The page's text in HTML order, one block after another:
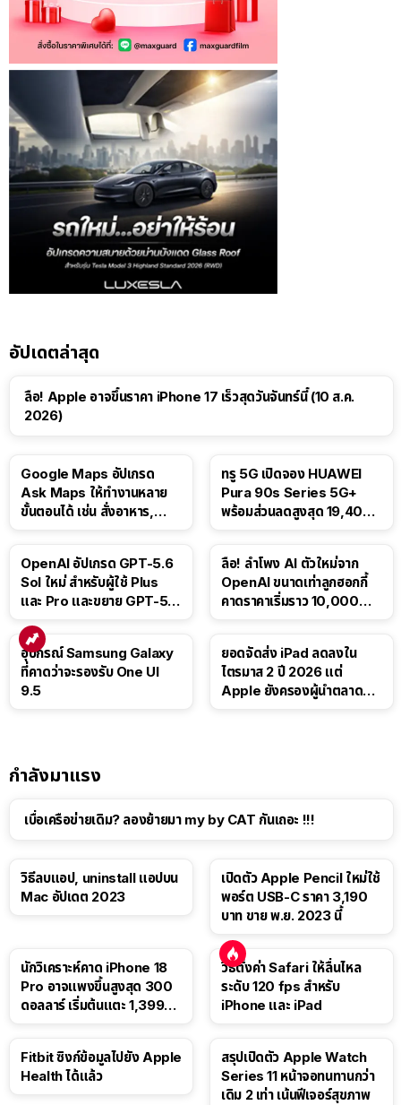
อัปเดตล่าสุด
ลือ! Apple อาจขึ้นราคา iPhone 17 เร็วสุดวันจันทร์นี้ (10 ส.ค.
2026)
Google Maps อัปเกรด
Ask Maps ให้ทำงานหลาย
ขั้นตอนได้ เช่น สั่งอาหาร,
ทรู 5G เปิดจอง HUAWEI
Pura 90s Series 5G+
พร้อมส่วนลดสูงสุด 19,400
OpenAI อัปเกรด GPT-5.6
Sol ใหม่ สำหรับผู้ใช้ Plus
และ Pro และขยาย GPT-5.6
ลือ! ลำโพง AI ตัวใหม่จาก
OpenAI ขนาดเท่าลูกฮอกกี้
คาดราคาเริ่มราว 10,000
อุปกรณ์ Samsung Galaxy
ที่คาดว่าจะรองรับ One UI
9.5
ยอดจัดส่ง iPad ลดลงใน
ไตรมาส 2 ปี 2026 แต่
Apple ยังครองผู้นำตลาด
กำลังมาแรง
เบื่อเครือข่ายเดิม? ลองย้ายมา my by CAT กันเถอะ !!!
วิธีลบแอป, uninstall แอปบน
Mac อัปเดต 2023
เปิดตัว Apple Pencil ใหม่ใช้
พอร์ต USB-C ราคา 3,190
บาท ขาย พ.ย. 2023 นี้
นักวิเคราะห์คาด iPhone 18
Pro อาจแพงขึ้นสูงสุด 300
ดอลลาร์ เริ่มต้นแตะ 1,399
วิธีตั้งค่า Safari ให้ลื่นไหล
ระดับ 120 fps สำหรับ
iPhone และ iPad
Fitbit ซิงก์ข้อมูลไปยัง Apple
Health ได้แล้ว
สรุปเปิดตัว Apple Watch
Series 11 หน้าจอทนทานกว่า
เดิม 2 เท่า เน้นฟีเจอร์สุขภาพ